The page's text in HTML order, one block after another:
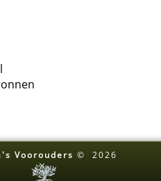
Voorouders © 2026